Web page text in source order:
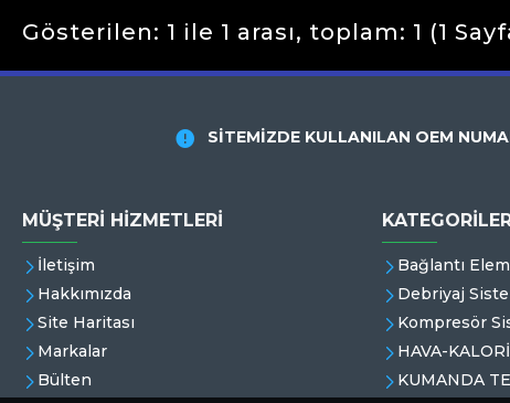
Gösterilen: 1 ile 1 arası, toplam: 1 (1
SİTEMİZDE KULLANILAN OEM
MÜŞTERI HIZMETLERI
İletişim
Hakkımızda
Site Haritası
Markalar
Bülten
Bağlantı
Debriyaj
Kompresör
HAVA-
KUMANDA